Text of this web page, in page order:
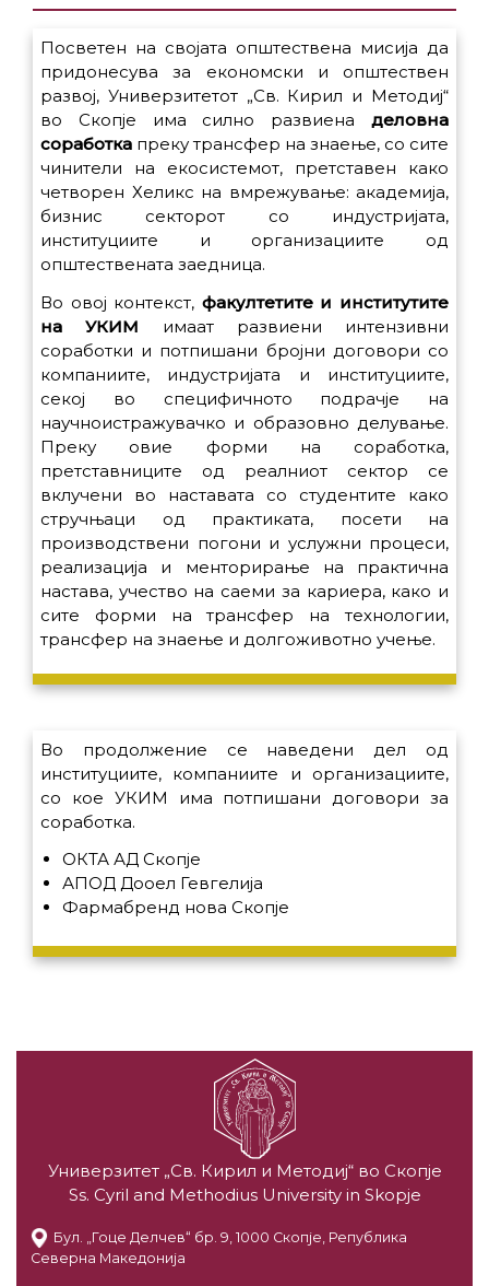
Посветен на својата општествена мисија да
придонесува за економски и општествен
развој, Универзитетот „Св. Кирил и Методиј“
во Скопје има силно развиена деловна
соработка преку трансфер на знаење, со сите
чинители на екосистемот, претставен како
четворен Хеликс на вмрежување: академија,
бизнис секторот со индустријата,
институциите и организациите од
општествената заедница.
Во овој контекст, факултетите и институтите
на УКИМ имаат развиени интензивни
соработки и потпишани бројни договори со
компаниите, индустријата и институциите,
секој во специфичното подрачје на
научноистражувачко и образовно делување.
Преку овие форми на соработка,
претставниците од реалниот сектор се
вклучени во наставата со студентите како
стручњаци од практиката, посети на
производствени погони и услужни процеси,
реализација и менторирање на практична
настава, учество на саеми за кариера, како и
сите форми на трансфер на технологии,
трансфер на знаење и долгоживотно учење.
Во продолжение се наведени дел од
институциите, компаниите и организациите,
со кое УКИМ има потпишани договори за
соработка.
ОКТА АД Скопје
АПОД Дооел Гевгелија
Фармабренд нова Скопје
Универзитет „Св. Кирил и Методиј“ во Скопје
Ss. Cyril and Methodius University in Skopje
Бул. „Гоце Делчев“ бр. 9, 1000 Скопје, Република
Северна Македонија